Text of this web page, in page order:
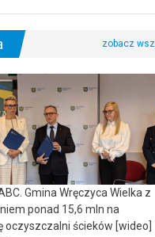
Gmina Wręczyca Wielka z
ponad 15,6 mln na
oczyszczalni ścieków [wideo]